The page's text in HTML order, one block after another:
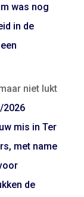
was nog
in de
niet lukt
2026
mis in Ter
met name
de